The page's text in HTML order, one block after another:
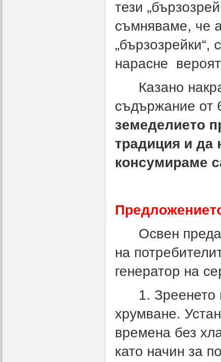
тези
съмняваме, че
„бързозрейки“,
нарасне
Казано
съдържание от
земеделието
традиция и да
консумираме
Освен
на
генератор на
1. Зреенето
хрумване.
времена без
като начин за